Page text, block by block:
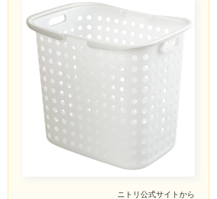
ニトリ公式サイトから